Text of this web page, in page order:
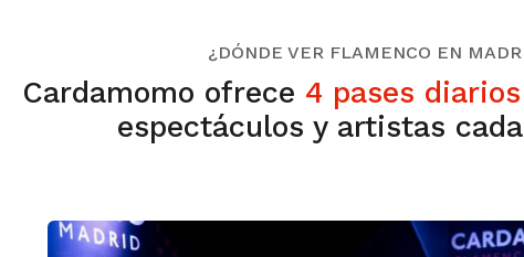
¿DÓNDE VER FLAMENCO EN
Cardamomo ofrece 4 pases diarios
espectáculos y artistas